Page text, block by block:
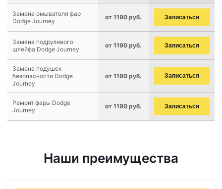
Замена омывателя фар
Dodge Journey
от 1190 руб. Записаться
Замена подрулевого
шлейфа Dodge Journey
от 1190 руб. Записаться
Замена подушек
безопасности Dodge
Journey
от 1190 руб. Записаться
Ремонт фары Dodge
Journey
от 1190 руб. Записаться
Наши преимущества